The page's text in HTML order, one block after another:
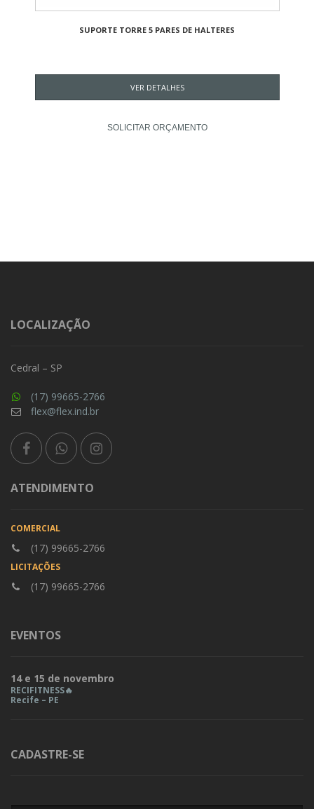
SUPORTE TORRE 5 PARES DE HALTERES
VER DETALHES
SOLICITAR ORÇAMENTO
LOCALIZAÇÃO
Cedral – SP
(17) 99665-2766
flex@flex.ind.br
ATENDIMENTO
COMERCIAL
(17) 99665-2766
LICITAÇÕES
(17) 99665-2766
EVENTOS
14 e 15 de novembro
RECIFITNESS🔥
Recife – PE
CADASTRE-SE